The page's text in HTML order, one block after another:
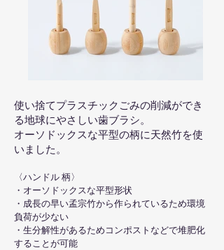
使い捨てプラスチックごみの削減ができ
る地球にやさしい歯ブラシ。
オーソドックスな平型の柄に天然竹を使
いました。
〈ハンドル柄〉
・オーソドックスな平型形状
・成長の早い孟宗竹から作られているため環境
負荷が少ない
・生分解性があるためコンポストなどで堆肥化
することが可能